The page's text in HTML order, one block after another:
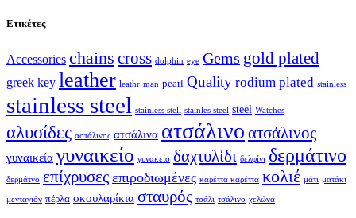
Ετικέτες
Accessories chains cross dolphin eye Gems gold plated
greek key leather leathr man pearl Quality rodium plated stainless
stainless steel stainless stell stainles steel steel Watches
αλυσίδες αστάλινος ατσάλινα ατσάλινο ατσάλινος
γυναικεία γυναικείο γυνακείο δαχτυλίδι δελφίνι δερμάτινο
δερμάτνο επίχρυσες επιροδιωμένες καρέττα καρέττα κολιέ μάτι ματάκι
μενταγιόν πέρλα σκουλαρίκια σταυρός τσάλι τσάλινο χελώνα